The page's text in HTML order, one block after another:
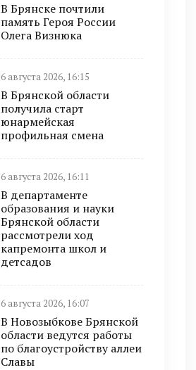
В Брянске почтили
память Героя России
Олега Визнюка
6 августа 2026, 16:15
В Брянской области
получила старт
юнармейская
профильная смена
6 августа 2026, 16:11
В департаменте
образования и науки
Брянской области
рассмотрели ход
капремонта школ и
детсадов
6 августа 2026, 16:07
В Новозыбкове Брянской
области ведутся работы
по благоустройству аллеи
Славы